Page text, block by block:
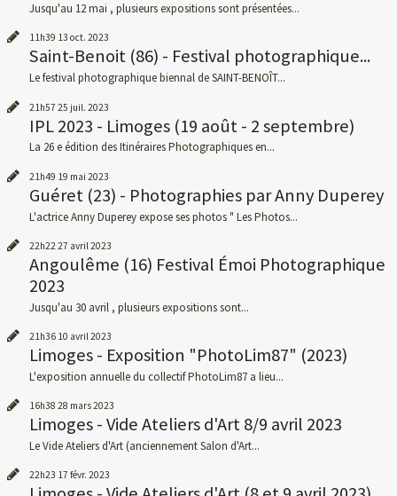
Jusqu'au 12 mai , plusieurs expositions sont présentées...
11h39 13 oct. 2023
Saint-Benoit (86) - Festival photographique...
Le festival photographique biennal de SAINT-BENOÎT...
21h57 25 juil. 2023
IPL 2023 - Limoges (19 août - 2 septembre)
La 26 e édition des Itinéraires Photographiques en...
21h49 19 mai 2023
Guéret (23) - Photographies par Anny Duperey
L'actrice Anny Duperey expose ses photos " Les Photos...
22h2227 avril 2023
Angoulême (16) Festival Émoi Photographique
2023
Jusqu'au 30 avril , plusieurs expositions sont...
21h36 10 avril 2023
Limoges - Exposition "PhotoLim87" (2023)
L'exposition annuelle du collectif PhotoLim87 a lieu...
16h38 28 mars 2023
Limoges - Vide Ateliers d'Art 8/9 avril 2023
Le Vide Ateliers d'Art (anciennement Salon d'Art...
22h23 17 févr. 2023